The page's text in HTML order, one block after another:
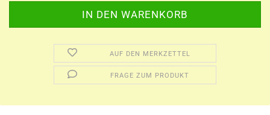
AUF DEN MERKZETTEL
FRAGE ZUM PRODUKT